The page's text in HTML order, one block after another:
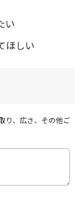
い
ほしい
り、広さ、その他ご